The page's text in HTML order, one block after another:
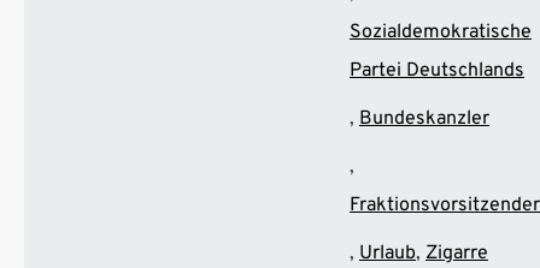
Sozialdemokratische
Partei Deutschlands
Bundeskanzler
Fraktionsvorsitzender
Urlaub Zigarre